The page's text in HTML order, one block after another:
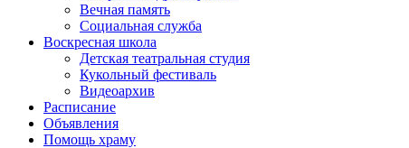
Вечная память
Социальная служба
Воскресная школа
Детская театральная студия
Кукольный фестиваль
Видеоархив
Расписание
Объявления
Помощь храму